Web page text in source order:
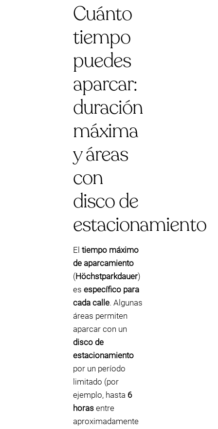
Cuánto
tiempo
puedes
aparcar:
duración
máxima
y áreas
con
disco de
estacionamiento
El tiempo máximo
de aparcamiento
(Höchstparkdauer)
es específico para
cada calle. Algunas
áreas permiten
aparcar con un
disco de
estacionamiento
por un período
limitado (por
ejemplo, hasta 6
horas entre
aproximadamente